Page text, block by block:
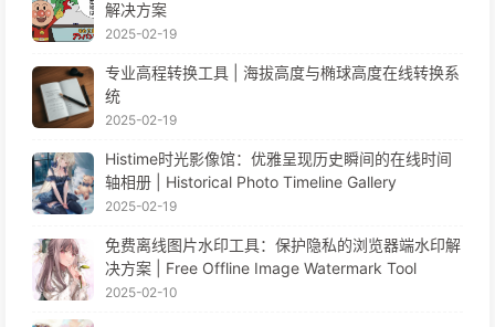
解决方案
2025-02-19
专业高程转换工具 | 海拔高度与椭球高度在线转换系
统
2025-02-19
Histime时光影像馆：优雅呈现历史瞬间的在线时间
轴相册 | Historical Photo Timeline Gallery
2025-02-19
免费离线图片水印工具：保护隐私的浏览器端水印解
决方案 | Free Offline Image Watermark Tool
2025-02-10